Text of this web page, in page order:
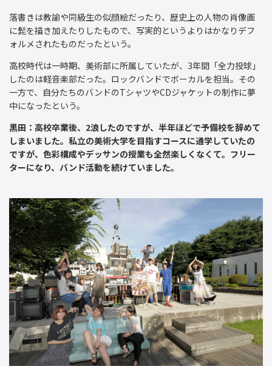
落書きは教諭や同級生の似顔絵だったり、歴史上の人物の肖像画
に髭を描き加えたりしたもので、写実的というよりはかなりデフ
ォルメされたものだったという。
高校時代は一時期、美術部に所属していたが、3年間「全力投球」
したのは軽音楽部だった。ロックバンドでボーカルを担当。その
一方で、自分たちのバンドのTシャツやCDジャケットの制作に夢
中になったという。
黒田：高校卒業後、2浪したのですが、半年ほどで予備校を辞めて
しまいました。私立の美術大学を目指すコースに通学していたの
ですが、色彩構成やデッサンの授業も全然楽しくなくて。フリー
ターになり、バンド活動を続けていました。